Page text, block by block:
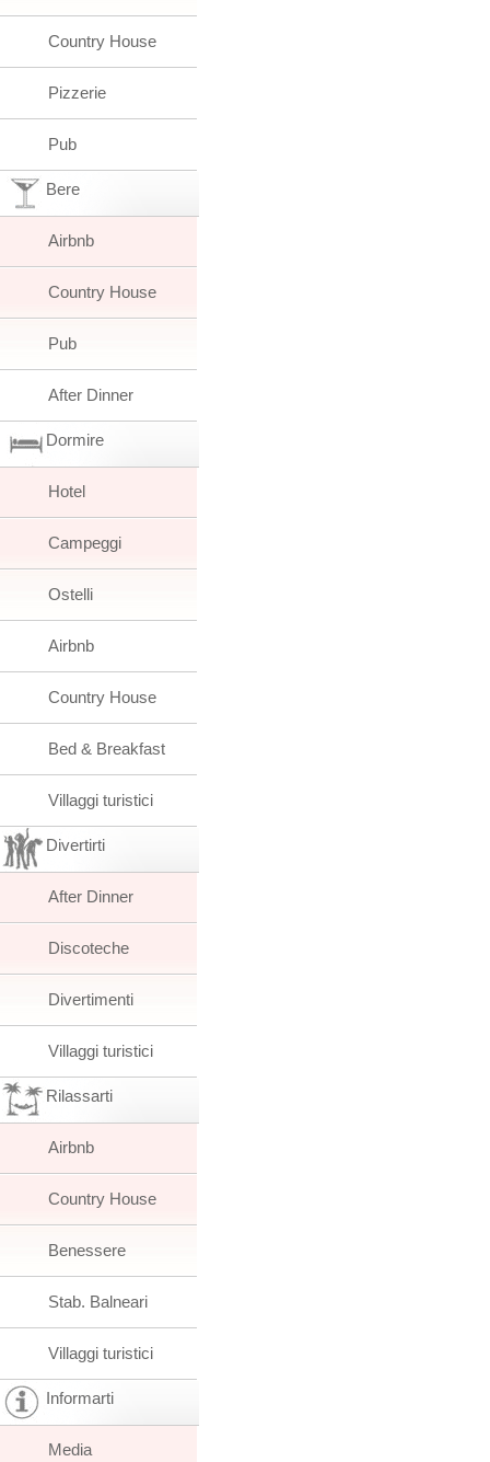
Country House
Pizzerie
Pub
Bere
Airbnb
Country House
Pub
After Dinner
Dormire
Hotel
Campeggi
Ostelli
Airbnb
Country House
Bed & Breakfast
Villaggi turistici
Divertirti
After Dinner
Discoteche
Divertimenti
Villaggi turistici
Rilassarti
Airbnb
Country House
Benessere
Stab. Balneari
Villaggi turistici
Informarti
Media